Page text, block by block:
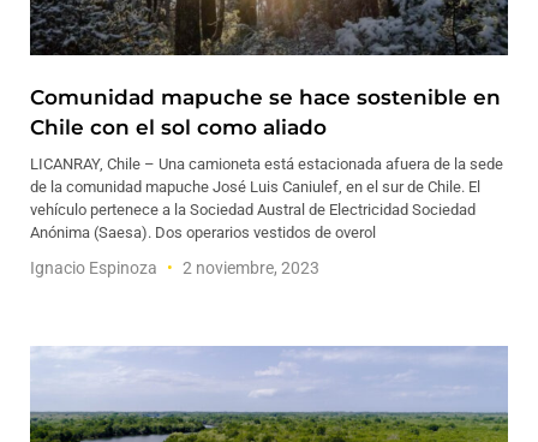
Comunidad mapuche se hace sostenible en
Chile con el sol como aliado
LICANRAY, Chile – Una camioneta está estacionada afuera de la sede
de la comunidad mapuche José Luis Caniulef, en el sur de Chile. El
vehículo pertenece a la Sociedad Austral de Electricidad Sociedad
Anónima (Saesa). Dos operarios vestidos de overol
Ignacio Espinoza 2 noviembre, 2023